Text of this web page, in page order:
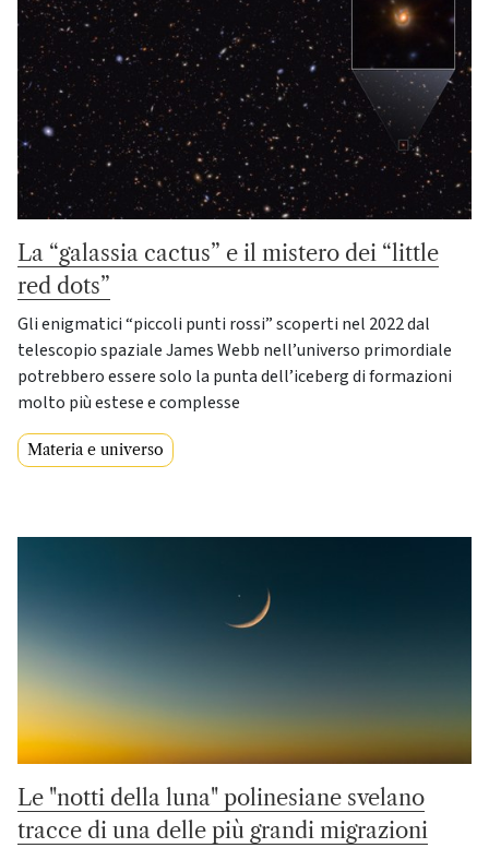
La “galassia cactus” e il mistero dei “little
red dots”
Gli enigmatici “piccoli punti rossi” scoperti nel 2022 dal
telescopio spaziale James Webb nell’universo primordiale
potrebbero essere solo la punta dell’iceberg di formazioni
molto più estese e complesse
Materia e universo
Le "notti della luna" polinesiane svelano
tracce di una delle più grandi migrazioni